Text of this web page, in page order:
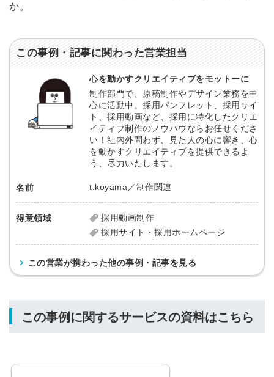
か。
この事例・記事に関わった営業担当
心を動かすクリエイティブをモットーに
制作部門で、原稿制作やデザイン業務を中
心に活動中。採用パンフレット、採用サイ
ト、採用動画など、採用に特化したクリエ
イティブ制作のノウハウならお任せくださ
い！社内外問わず、見た人の心に響き、心
を動かすクリエイティブを提供できるよ
う、尽力いたします。
名前 t.koyama／制作関連
得意領域
採用動画制作
採用サイト・採用ホームページ
この営業が携わった他の事例・記事を見る
この事例に関するサービスの資料はこちら